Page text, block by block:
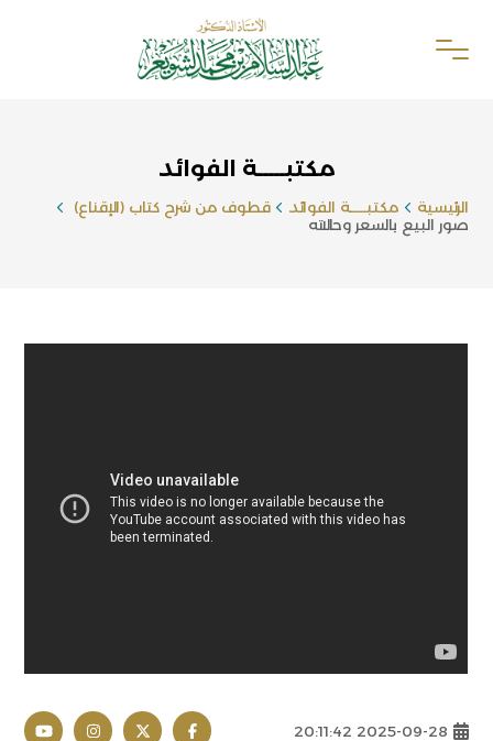
مكتبـــــة الفوائد
الرئيسية مكتبـــــة الفوائد
قطوف من شرح كتاب (الإقناع)
صور البيع بالسعر وحالاته
2025-09-28 20:11:42